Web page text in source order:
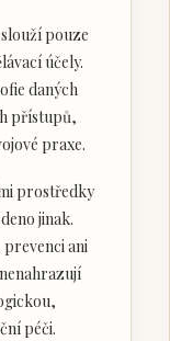
pouze
účely.
daných
přístupů,
praxe.
prostředky
jinak.
prevenci ani
péči.